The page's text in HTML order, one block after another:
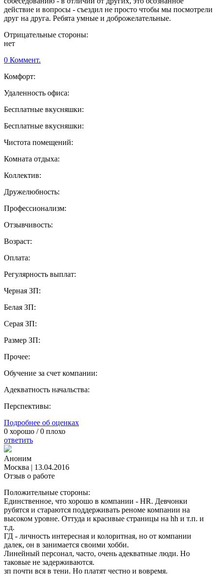
действие и вопросы - съездил не просто чтобы мы посмотрели
друг на друга. Ребята умные и доброжелательные.
Отрицательные стороны:
нет
0 Коммент.
Комфорт:
Удаленность офиса:
Бесплатные вкусняшки:
Бесплатные вкусняшки:
Чистота помещений:
Комната отдыха:
Коллектив:
Дружелюбность:
Профессионализм:
Отзывчивость:
Возраст:
Оплата:
Регулярность выплат:
Черная ЗП:
Белая ЗП:
Серая ЗП:
Размер ЗП:
Прочее:
Обучение за счет компании:
Адекватность начальства:
Перспективы:
Подробнее об оценках
0 хорошо /0 плохо
ответить
Аноним
Москва | 13.04.2016
Отзыв о работе
Положительные стороны:
Единственное, что хорошо в компании - HR. Девчонки
рубятся и стараются поддерживать реноме компании на
высоком уровне. Оттуда и красивые страницы на hh и т.п. и
т.д.
ГД - личность интересная и колоритная, но от компании
далек, он в занимается своими хобби.
Линейный персонал, часто, очень адекватные люди. Но
таковые не задерживаются.
зп почти вся в тени. Но платят честно и вовремя.